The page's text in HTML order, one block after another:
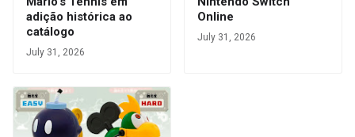
adição histórica ao
catálogo
July 31, 2026
Online
July 31, 2026